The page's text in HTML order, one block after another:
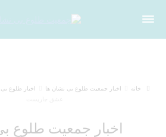
خانه اخبار جمعیت طلوع بی نشان ها اخبار طلوع
اخبار جمعیت طلوع